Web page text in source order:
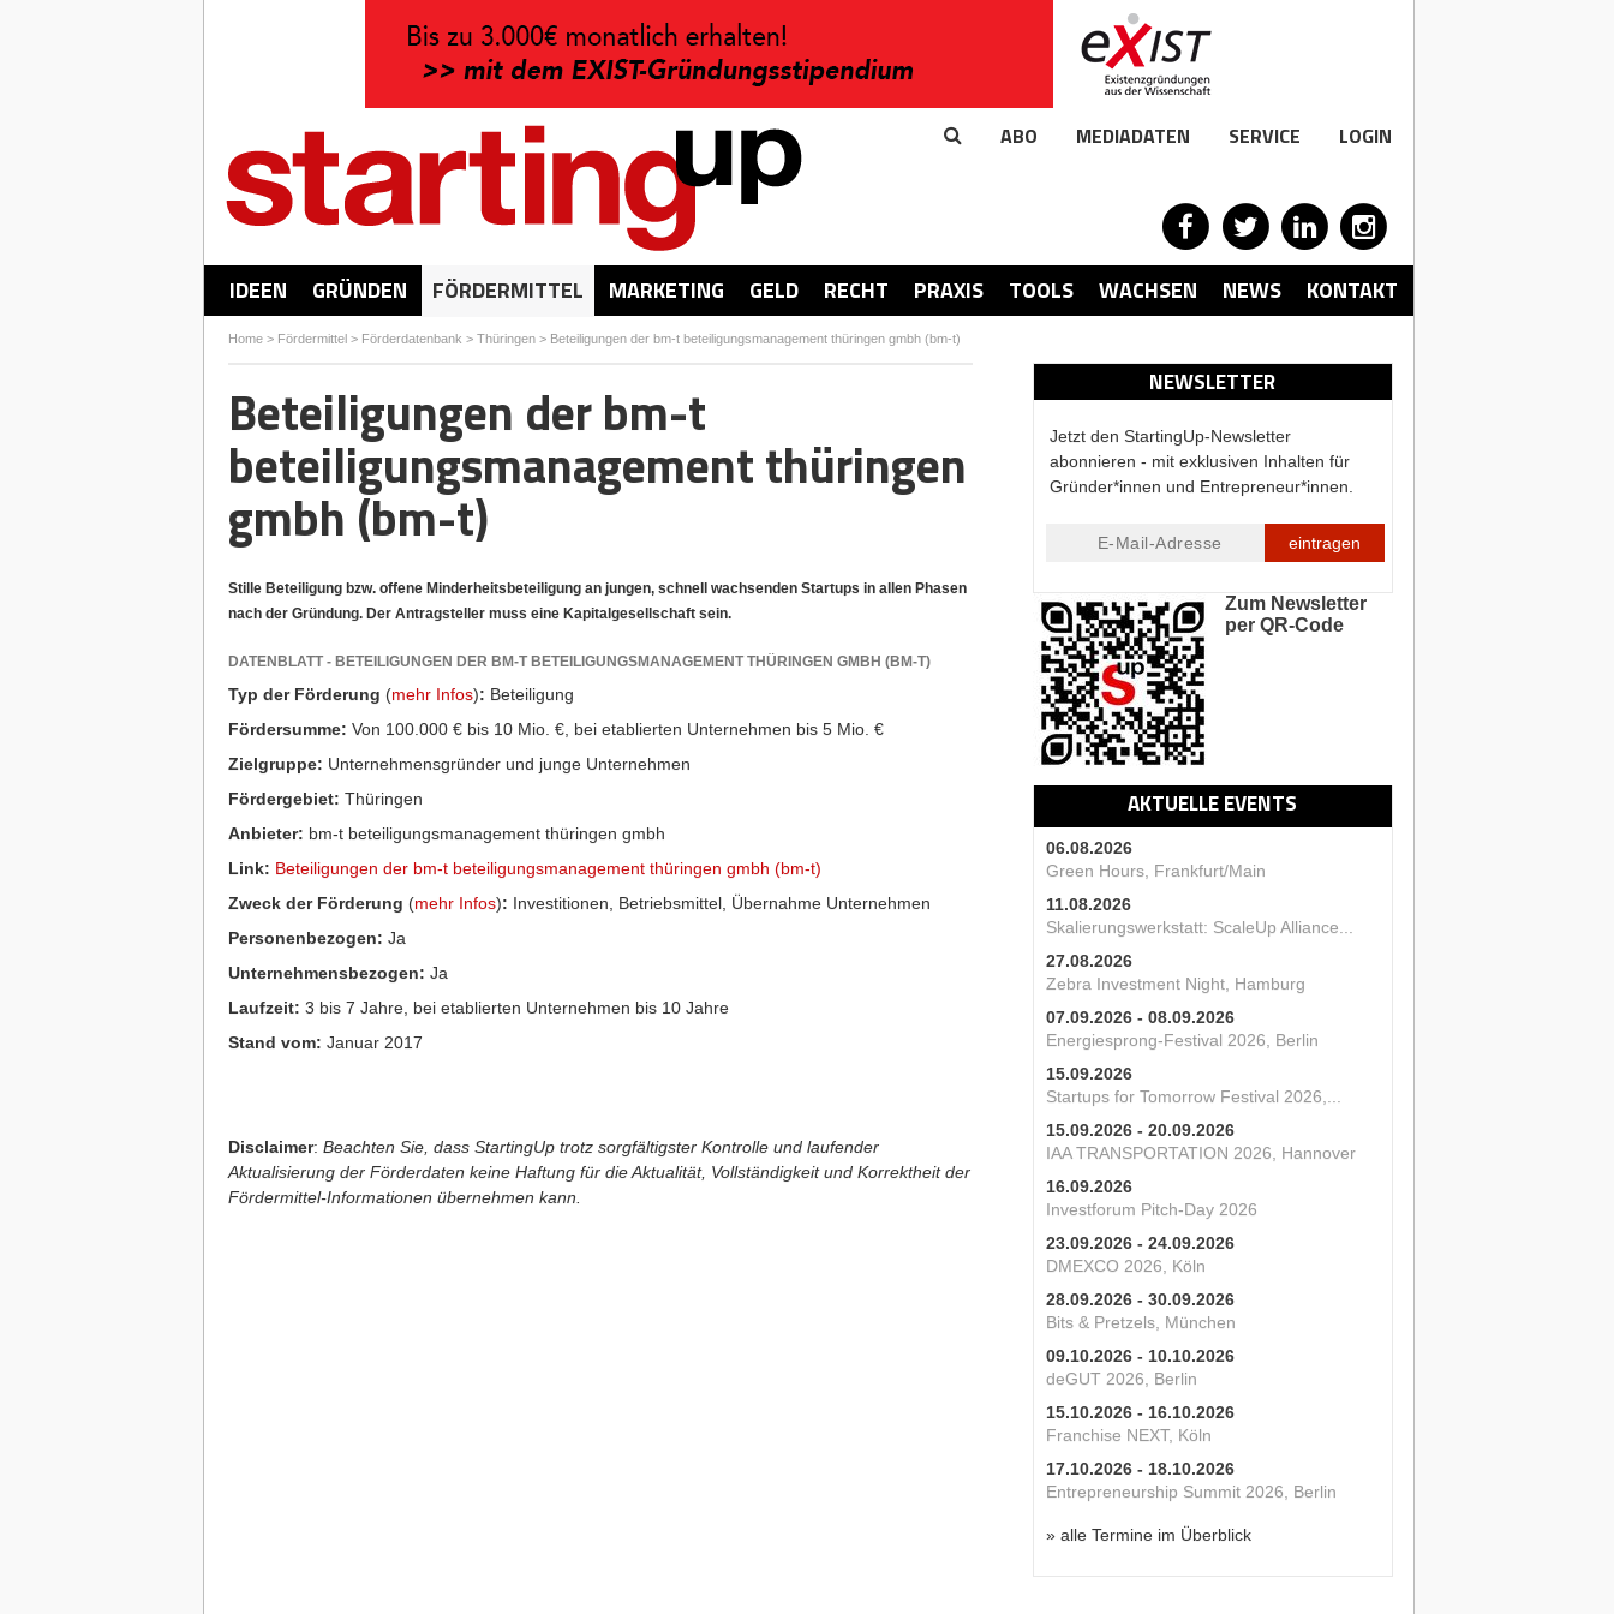
ABO MEDIADATEN SERVICE LOGIN
IDEEN GRÜNDEN FÖRDERMITTEL MARKETING GELD RECHT PRAXIS TOOLS WACHSEN NEWS KONTAKT
Home> Fördermittel> Förderdatenbank > Thüringen> Beteiligungen der bm-t beteiligungsmanagement thüringen gmbh (bm-t)
NEWSLETTER
Jetzt den StartingUp-Newsletter
abonnieren - mit exklusiven Inhalten für
Gründer*innen und Entrepreneur*innen.
eintragen
Zum Newsletter
per QR-Code
AKTUELLE EVENTS
06.08.2026
Green Hours, Frankfurt/Main
11.08.2026
Skalierungswerkstatt: ScaleUp Alliance...
27.08.2026
Zebra Investment Night, Hamburg
07.09.2026 - 08.09.2026
Energiesprong-Festival 2026, Berlin
15.09.2026
Startups for Tomorrow Festival 2026,...
15.09.2026 - 20.09.2026
IAA TRANSPORTATION 2026, Hannover
16.09.2026
Investforum Pitch-Day 2026
23.09.2026 - 24.09.2026
DMEXCO 2026, Köln
28.09.2026 - 30.09.2026
Bits & Pretzels, München
09.10.2026 - 10.10.2026
deGUT 2026, Berlin
15.10.2026 - 16.10.2026
Franchise NEXT, Köln
17.10.2026 - 18.10.2026
Entrepreneurship Summit 2026, Berlin
» alle Termine im Überblick
Beteiligungen der bm-t
beteiligungsmanagement thüringen
gmbh (bm-t)
Stille Beteiligung bzw. offene Minderheitsbeteiligung an jungen, schnell wachsenden Startups in allen Phasen
nach der Gründung. Der Antragsteller muss eine Kapitalgesellschaft sein.
DATENBLATT - BETEILIGUNGEN DER BM-T BETEILIGUNGSMANAGEMENT THÜRINGEN GMBH (BM-T)
Typ der Förderung (mehr Infos): Beteiligung
Fördersumme: Von 100.000 € bis 10 Mio. €, bei etablierten Unternehmen bis 5 Mio. €
Zielgruppe: Unternehmensgründer und junge Unternehmen
Fördergebiet: Thüringen
Anbieter: bm-t beteiligungsmanagement thüringen gmbh
Link: Beteiligungen der bm-t beteiligungsmanagement thüringen gmbh (bm-t)
Zweck der Förderung (mehr Infos): Investitionen, Betriebsmittel, Übernahme Unternehmen
Personenbezogen: Ja
Unternehmensbezogen: Ja
Laufzeit: 3 bis 7 Jahre, bei etablierten Unternehmen bis 10 Jahre
Stand vom: Januar 2017
Disclaimer: Beachten Sie, dass StartingUp trotz sorgfältigster Kontrolle und laufender
Aktualisierung der Förderdaten keine Haftung für die Aktualität, Vollständigkeit und Korrektheit der
Fördermittel-Informationen übernehmen kann.